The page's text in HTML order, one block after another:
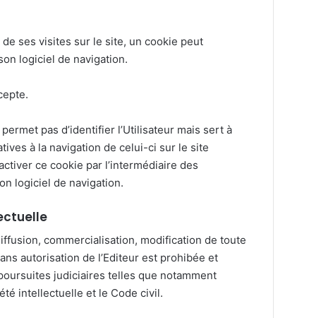
ses visites sur le site, un cookie peut
logiciel de navigation.
pas d’identifier l’Utilisateur mais sert à
à la navigation de celui-ci sur le site
ce cookie par l’intermédiaire des
logiciel de navigation.
commercialisation, modification de toute
autorisation de l’Editeur est prohibée et
judiciaires telles que notamment
intellectuelle et le Code civil.